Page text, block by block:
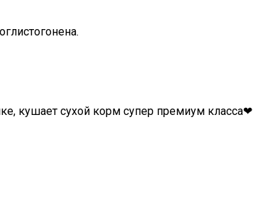
кушает сухой корм супер премиум класса❤